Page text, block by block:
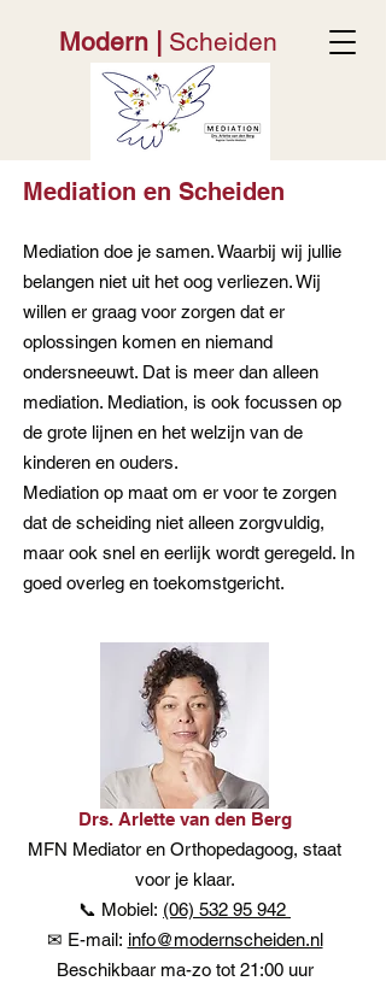
Modern | Scheiden
Mediation en Scheiden
Mediation doe je samen. Waarbij wij jullie
belangen niet uit het oog verliezen. Wij
willen er graag voor zorgen dat er
oplossingen komen en niemand
ondersneeuwt. Dat is meer dan alleen
mediation. Mediation, is ook focussen op
de grote lijnen en het welzijn van de
kinderen en ouders.
Mediation op maat om er voor te zorgen
dat de scheiding niet alleen zorgvuldig,
maar ook snel en eerlijk wordt geregeld. In
goed overleg en toekomstgericht.
Drs. Arlette van den Berg
MFN Mediator en Orthopedagoog, staat
voor je klaar.
📞 Mobiel: (06) 532 95 942
✉ E-mail: info@modernscheiden.nl
Beschikbaar ma-zo tot 21:00 uur